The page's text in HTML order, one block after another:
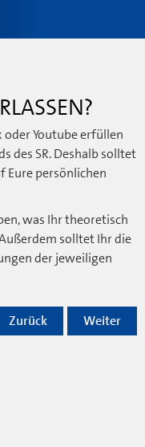
oder Youtube erfüllen
des SR. Deshalb solltet
Eure persönlichen
was Ihr theoretisch
solltet Ihr die
der jeweiligen
Weiter
Zurück